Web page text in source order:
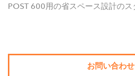
POST 600用の省スペース設計のス
お問い合わせ